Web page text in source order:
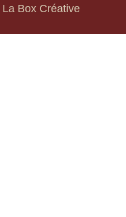
La Box Créative